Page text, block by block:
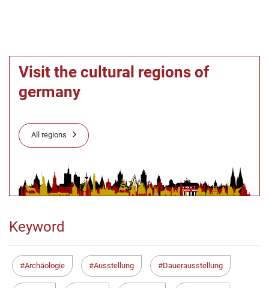
Visit the cultural regions of
germany
All regions
Keyword
Archäologie Ausstellung Dauerausstellung